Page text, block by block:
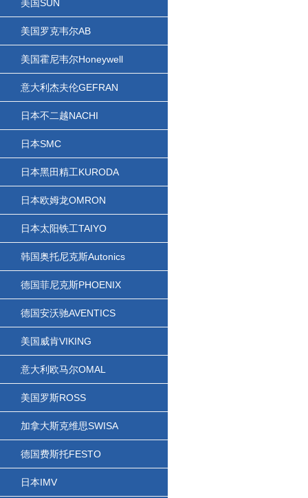
美国SUN
美国罗克韦尔AB
美国霍尼韦尔Honeywell
意大利杰夫伦GEFRAN
日本不二越NACHI
日本SMC
日本黑田精工KURODA
日本欧姆龙OMRON
日本太阳铁工TAIYO
韩国奥托尼克斯Autonics
德国菲尼克斯PHOENIX
德国安沃驰AVENTICS
美国威肯VIKING
意大利欧马尔OMAL
美国罗斯ROSS
加拿大斯克维思SWISA
德国费斯托FESTO
日本IMV